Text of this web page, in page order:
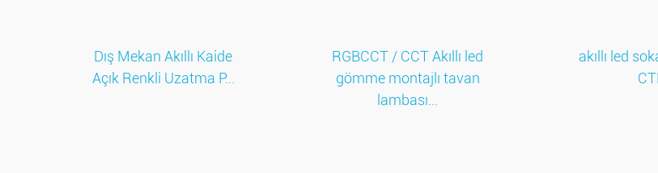
Dış Mekan Akıllı Kaide
Açık Renkli Uzatma P...
RGBCCT / CCT Akıllı led
gömme montajlı tavan
lambası...
akıllı led